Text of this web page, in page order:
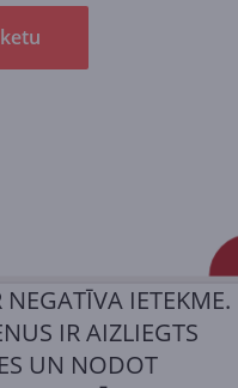
IETEKME.
IR AIZLIEGTS
UN NODOT